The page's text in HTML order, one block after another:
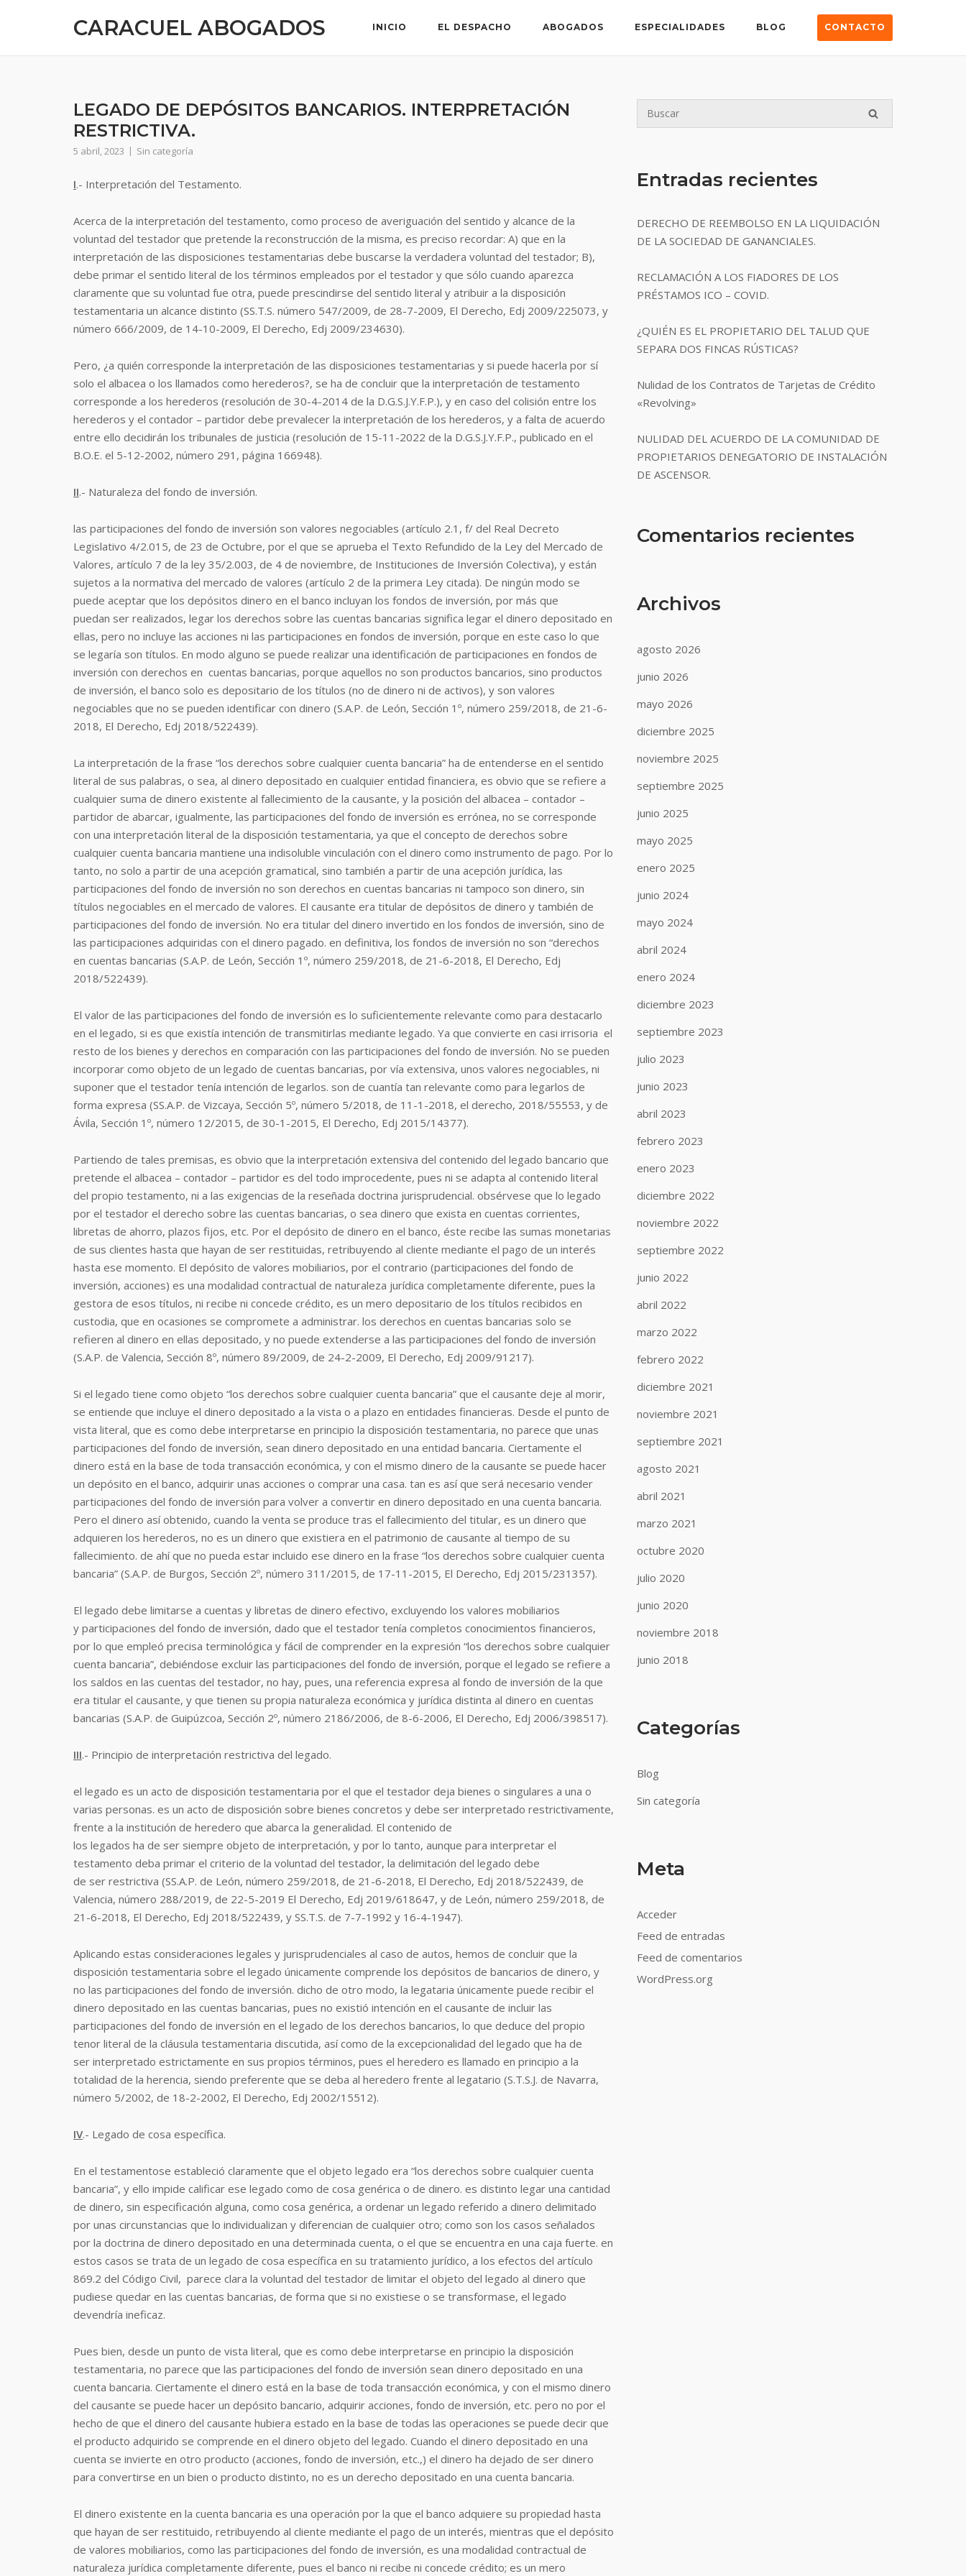
CARACUEL ABOGADOS INICIO EL DESPACHO ABOGADOS ESPECIALIDADES BLOG CONTACTO
LEGADO DE DEPÓSITOS BANCARIOS. INTERPRETACIÓN
RESTRICTIVA.
5 abril, 2023 Sin categoría
I.- Interpretación del Testamento.
Acerca de la interpretación del testamento, como proceso de averiguación del sentido y alcance de la
voluntad del testador que pretende la reconstrucción de la misma, es preciso recordar: A) que en la
interpretación de las disposiciones testamentarias debe buscarse la verdadera voluntad del testador; B),
debe primar el sentido literal de los términos empleados por el testador y que sólo cuando aparezca
claramente que su voluntad fue otra, puede prescindirse del sentido literal y atribuir a la disposición
testamentaria un alcance distinto (SS.T.S. número 547/2009, de 28-7-2009, El Derecho, Edj 2009/225073, y
número 666/2009, de 14-10-2009, El Derecho, Edj 2009/234630).
Pero, ¿a quién corresponde la interpretación de las disposiciones testamentarias y si puede hacerla por sí
solo el albacea o los llamados como herederos?, se ha de concluir que la interpretación de testamento
corresponde a los herederos (resolución de 30-4-2014 de la D.G.S.J.Y.F.P.), y en caso del colisión entre los
herederos y el contador – partidor debe prevalecer la interpretación de los herederos, y a falta de acuerdo
entre ello decidirán los tribunales de justicia (resolución de 15-11-2022 de la D.G.S.J.Y.F.P., publicado en el
B.O.E. el 5-12-2002, número 291, página 166948).
II.- Naturaleza del fondo de inversión.
las participaciones del fondo de inversión son valores negociables (artículo 2.1, f/ del Real Decreto
Legislativo 4/2.015, de 23 de Octubre, por el que se aprueba el Texto Refundido de la Ley del Mercado de
Valores, artículo 7 de la ley 35/2.003, de 4 de noviembre, de Instituciones de Inversión Colectiva), y están
sujetos a la normativa del mercado de valores (artículo 2 de la primera Ley citada). De ningún modo se
puede aceptar que los depósitos dinero en el banco incluyan los fondos de inversión, por más que
puedan ser realizados, legar los derechos sobre las cuentas bancarias significa legar el dinero depositado en
ellas, pero no incluye las acciones ni las participaciones en fondos de inversión, porque en este caso lo que
se legaría son títulos. En modo alguno se puede realizar una identificación de participaciones en fondos de
inversión con derechos en cuentas bancarias, porque aquellos no son productos bancarios, sino productos
de inversión, el banco solo es depositario de los títulos (no de dinero ni de activos), y son valores
negociables que no se pueden identificar con dinero (S.A.P. de León, Sección 1º, número 259/2018, de 21-6-
2018, El Derecho, Edj 2018/522439).
La interpretación de la frase “los derechos sobre cualquier cuenta bancaria” ha de entenderse en el sentido
literal de sus palabras, o sea, al dinero depositado en cualquier entidad financiera, es obvio que se refiere a
cualquier suma de dinero existente al fallecimiento de la causante, y la posición del albacea – contador –
partidor de abarcar, igualmente, las participaciones del fondo de inversión es errónea, no se corresponde
con una interpretación literal de la disposición testamentaria, ya que el concepto de derechos sobre
cualquier cuenta bancaria mantiene una indisoluble vinculación con el dinero como instrumento de pago. Por lo
tanto, no solo a partir de una acepción gramatical, sino también a partir de una acepción jurídica, las
participaciones del fondo de inversión no son derechos en cuentas bancarias ni tampoco son dinero, sin
títulos negociables en el mercado de valores. El causante era titular de depósitos de dinero y también de
participaciones del fondo de inversión. No era titular del dinero invertido en los fondos de inversión, sino de
las participaciones adquiridas con el dinero pagado. en definitiva, los fondos de inversión no son “derechos
en cuentas bancarias (S.A.P. de León, Sección 1º, número 259/2018, de 21-6-2018, El Derecho, Edj
2018/522439).
El valor de las participaciones del fondo de inversión es lo suficientemente relevante como para destacarlo
en el legado, si es que existía intención de transmitirlas mediante legado. Ya que convierte en casi irrisoria el
resto de los bienes y derechos en comparación con las participaciones del fondo de inversión. No se pueden
incorporar como objeto de un legado de cuentas bancarias, por vía extensiva, unos valores negociables, ni
suponer que el testador tenía intención de legarlos. son de cuantía tan relevante como para legarlos de
forma expresa (SS.A.P. de Vizcaya, Sección 5º, número 5/2018, de 11-1-2018, el derecho, 2018/55553, y de
Ávila, Sección 1º, número 12/2015, de 30-1-2015, El Derecho, Edj 2015/14377).
Partiendo de tales premisas, es obvio que la interpretación extensiva del contenido del legado bancario que
pretende el albacea – contador – partidor es del todo improcedente, pues ni se adapta al contenido literal
del propio testamento, ni a las exigencias de la reseñada doctrina jurisprudencial. obsérvese que lo legado
por el testador el derecho sobre las cuentas bancarias, o sea dinero que exista en cuentas corrientes,
libretas de ahorro, plazos fijos, etc. Por el depósito de dinero en el banco, éste recibe las sumas monetarias
de sus clientes hasta que hayan de ser restituidas, retribuyendo al cliente mediante el pago de un interés
hasta ese momento. El depósito de valores mobiliarios, por el contrario (participaciones del fondo de
inversión, acciones) es una modalidad contractual de naturaleza jurídica completamente diferente, pues la
gestora de esos títulos, ni recibe ni concede crédito, es un mero depositario de los títulos recibidos en
custodia, que en ocasiones se compromete a administrar. los derechos en cuentas bancarias solo se
refieren al dinero en ellas depositado, y no puede extenderse a las participaciones del fondo de inversión
(S.A.P. de Valencia, Sección 8º, número 89/2009, de 24-2-2009, El Derecho, Edj 2009/91217).
Si el legado tiene como objeto “los derechos sobre cualquier cuenta bancaria” que el causante deje al morir,
se entiende que incluye el dinero depositado a la vista o a plazo en entidades financieras. Desde el punto de
vista literal, que es como debe interpretarse en principio la disposición testamentaria, no parece que unas
participaciones del fondo de inversión, sean dinero depositado en una entidad bancaria. Ciertamente el
dinero está en la base de toda transacción económica, y con el mismo dinero de la causante se puede hacer
un depósito en el banco, adquirir unas acciones o comprar una casa. tan es así que será necesario vender
participaciones del fondo de inversión para volver a convertir en dinero depositado en una cuenta bancaria.
Pero el dinero así obtenido, cuando la venta se produce tras el fallecimiento del titular, es un dinero que
adquieren los herederos, no es un dinero que existiera en el patrimonio de causante al tiempo de su
fallecimiento. de ahí que no pueda estar incluido ese dinero en la frase “los derechos sobre cualquier cuenta
bancaria” (S.A.P. de Burgos, Sección 2º, número 311/2015, de 17-11-2015, El Derecho, Edj 2015/231357).
El legado debe limitarse a cuentas y libretas de dinero efectivo, excluyendo los valores mobiliarios
y participaciones del fondo de inversión, dado que el testador tenía completos conocimientos financieros,
por lo que empleó precisa terminológica y fácil de comprender en la expresión “los derechos sobre cualquier
cuenta bancaria”, debiéndose excluir las participaciones del fondo de inversión, porque el legado se refiere a
los saldos en las cuentas del testador, no hay, pues, una referencia expresa al fondo de inversión de la que
era titular el causante, y que tienen su propia naturaleza económica y jurídica distinta al dinero en cuentas
bancarias (S.A.P. de Guipúzcoa, Sección 2º, número 2186/2006, de 8-6-2006, El Derecho, Edj 2006/398517).
III.- Principio de interpretación restrictiva del legado.
el legado es un acto de disposición testamentaria por el que el testador deja bienes o singulares a una o
varias personas. es un acto de disposición sobre bienes concretos y debe ser interpretado restrictivamente,
frente a la institución de heredero que abarca la generalidad. El contenido de
los legados ha de ser siempre objeto de interpretación, y por lo tanto, aunque para interpretar el
testamento deba primar el criterio de la voluntad del testador, la delimitación del legado debe
de ser restrictiva (SS.A.P. de León, número 259/2018, de 21-6-2018, El Derecho, Edj 2018/522439, de
Valencia, número 288/2019, de 22-5-2019 El Derecho, Edj 2019/618647, y de León, número 259/2018, de
21-6-2018, El Derecho, Edj 2018/522439, y SS.T.S. de 7-7-1992 y 16-4-1947).
Aplicando estas consideraciones legales y jurisprudenciales al caso de autos, hemos de concluir que la
disposición testamentaria sobre el legado únicamente comprende los depósitos de bancarios de dinero, y
no las participaciones del fondo de inversión. dicho de otro modo, la legataria únicamente puede recibir el
dinero depositado en las cuentas bancarias, pues no existió intención en el causante de incluir las
participaciones del fondo de inversión en el legado de los derechos bancarios, lo que deduce del propio
tenor literal de la cláusula testamentaria discutida, así como de la excepcionalidad del legado que ha de
ser interpretado estrictamente en sus propios términos, pues el heredero es llamado en principio a la
totalidad de la herencia, siendo preferente que se deba al heredero frente al legatario (S.T.S.J. de Navarra,
número 5/2002, de 18-2-2002, El Derecho, Edj 2002/15512).
IV.- Legado de cosa específica.
En el testamentose estableció claramente que el objeto legado era “los derechos sobre cualquier cuenta
bancaria”, y ello impide calificar ese legado como de cosa genérica o de dinero. es distinto legar una cantidad
de dinero, sin especificación alguna, como cosa genérica, a ordenar un legado referido a dinero delimitado
por unas circunstancias que lo individualizan y diferencian de cualquier otro; como son los casos señalados
por la doctrina de dinero depositado en una determinada cuenta, o el que se encuentra en una caja fuerte. en
estos casos se trata de un legado de cosa específica en su tratamiento jurídico, a los efectos del artículo
869.2 del Código Civil, parece clara la voluntad del testador de limitar el objeto del legado al dinero que
pudiese quedar en las cuentas bancarias, de forma que si no existiese o se transformase, el legado
devendría ineficaz.
Pues bien, desde un punto de vista literal, que es como debe interpretarse en principio la disposición
testamentaria, no parece que las participaciones del fondo de inversión sean dinero depositado en una
cuenta bancaria. Ciertamente el dinero está en la base de toda transacción económica, y con el mismo dinero
del causante se puede hacer un depósito bancario, adquirir acciones, fondo de inversión, etc. pero no por el
hecho de que el dinero del causante hubiera estado en la base de todas las operaciones se puede decir que
el producto adquirido se comprende en el dinero objeto del legado. Cuando el dinero depositado en una
cuenta se invierte en otro producto (acciones, fondo de inversión, etc.,) el dinero ha dejado de ser dinero
para convertirse en un bien o producto distinto, no es un derecho depositado en una cuenta bancaria.
El dinero existente en la cuenta bancaria es una operación por la que el banco adquiere su propiedad hasta
que hayan de ser restituido, retribuyendo al cliente mediante el pago de un interés, mientras que el depósito
de valores mobiliarios, como las participaciones del fondo de inversión, es una modalidad contractual de
naturaleza jurídica completamente diferente, pues el banco ni recibe ni concede crédito; es un mero
Entradas recientes
DERECHO DE REEMBOLSO EN LA LIQUIDACIÓN
DE LA SOCIEDAD DE GANANCIALES.
RECLAMACIÓN A LOS FIADORES DE LOS
PRÉSTAMOS ICO – COVID.
¿QUIÉN ES EL PROPIETARIO DEL TALUD QUE
SEPARA DOS FINCAS RÚSTICAS?
Nulidad de los Contratos de Tarjetas de Crédito
«Revolving»
NULIDAD DEL ACUERDO DE LA COMUNIDAD DE
PROPIETARIOS DENEGATORIO DE INSTALACIÓN
DE ASCENSOR.
Comentarios recientes
Archivos
agosto 2026
junio 2026
mayo 2026
diciembre 2025
noviembre 2025
septiembre 2025
junio 2025
mayo 2025
enero 2025
junio 2024
mayo 2024
abril 2024
enero 2024
diciembre 2023
septiembre 2023
julio 2023
junio 2023
abril 2023
febrero 2023
enero 2023
diciembre 2022
noviembre 2022
septiembre 2022
junio 2022
abril 2022
marzo 2022
febrero 2022
diciembre 2021
noviembre 2021
septiembre 2021
agosto 2021
abril 2021
marzo 2021
octubre 2020
julio 2020
junio 2020
noviembre 2018
junio 2018
Categorías
Blog
Sin categoría
Meta
Acceder
Feed de entradas
Feed de comentarios
WordPress.org